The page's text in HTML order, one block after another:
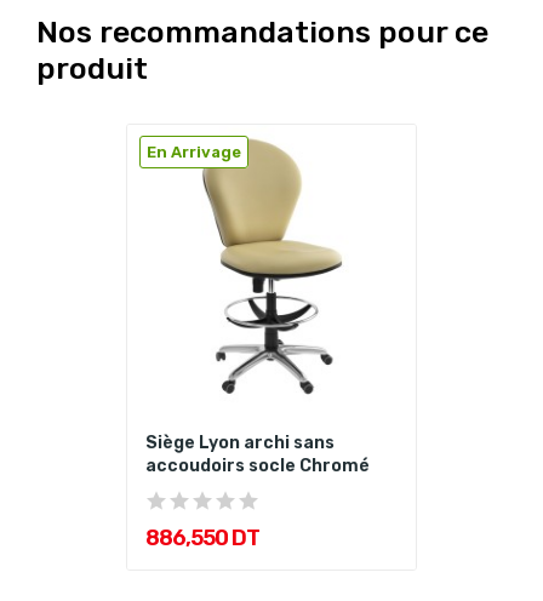
Nos recommandations pour ce
produit
En Arrivage
Siège Lyon archi sans
accoudoirs socle Chromé
886,550 DT